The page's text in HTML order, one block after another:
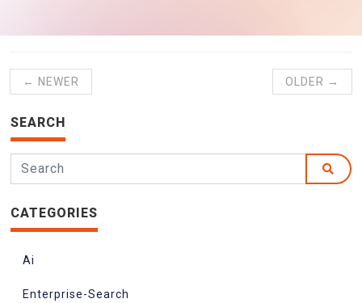
← NEWER OLDER →
SEARCH
CATEGORIES
Ai
Enterprise-Search